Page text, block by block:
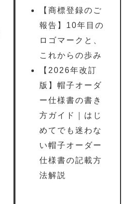
【商標登録のご
報告】10年目の
ロゴマークと、
これからの歩み
【2026年改訂
版】帽子オーダ
ー仕様書の書き
方ガイド｜はじ
めてでも迷わな
い帽子オーダー
仕様書の記載方
法解説